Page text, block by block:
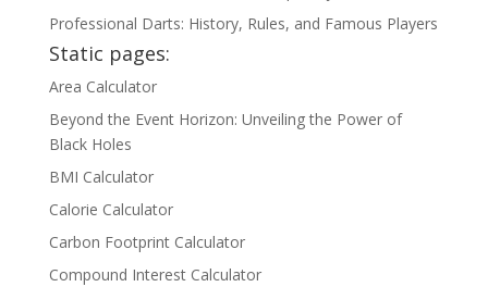
Professional Darts: History, Rules, and Famous Players
Static pages:
Area Calculator
Beyond the Event Horizon: Unveiling the Power of
Black Holes
BMI Calculator
Calorie Calculator
Carbon Footprint Calculator
Compound Interest Calculator